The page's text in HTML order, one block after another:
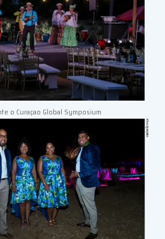
o Curaçao Global Symposium